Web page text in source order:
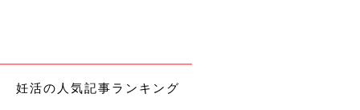
妊活の人気記事ランキング